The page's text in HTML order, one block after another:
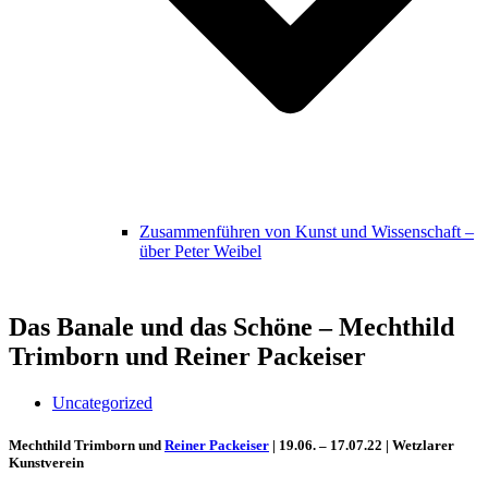
Zusammenführen von Kunst und Wissenschaft –
über Peter Weibel
Das Banale und das Schöne – Mechthild
Trimborn und Reiner Packeiser
Uncategorized
Mechthild Trimborn und Reiner Packeiser | 19.06. – 17.07.22 | Wetzlarer
Kunstverein